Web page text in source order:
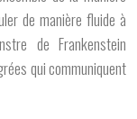
de manière fluide à
de Frankenstein
qui communiquent